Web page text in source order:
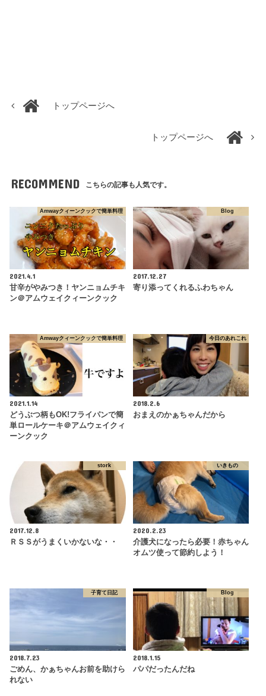
トップページへ
トップページへ
RECOMMEND こちらの記事も人気です。
Amwayクィーンクックで簡単料理
2021.4.1
甘辛がやみつき！ヤンニョムチキ
ン＠アムウェイクィーンクック
Blog
2017.12.27
寄り添ってくれるふわちゃん
Amwayクィーンクックで簡単料理
2021.1.14
どうぶつ柄もOK!フライパンで簡
単ロールケーキ＠アムウェイクィ
ーンクック
今日のあれこれ
2018.2.6
おまえのかぁちゃんだから
stork
2017.12.8
ＲＳＳがうまくいかないな・・
いきもの
2020.2.23
介護犬になったら必要！赤ちゃん
オムツ使って節約しよう！
子育て日記
2018.7.23
ごめん、かぁちゃんお前を助けら
れない
Blog
2018.1.15
パパだったんだね